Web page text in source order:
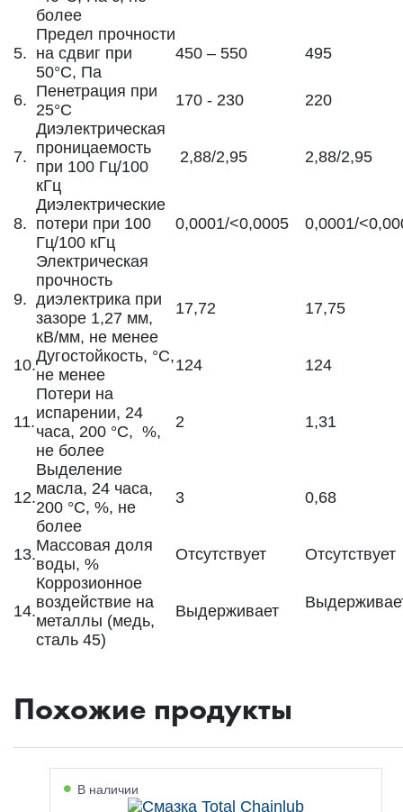
более
5.
Предел прочности
на сдвиг при
50°C, Па
450 – 550 495
6. Пенетрация при
25°C
170 - 230 220
7.
Диэлектрическая
проницаемость
при 100 Гц/100
кГц
2,88/2,95 2,88/2,95
8.
Диэлектрические
потери при 100
Гц/100 кГц
0,0001/<0,0005 0,0001/
9.
Электрическая
прочность
диэлектрика при
зазоре 1,27 мм,
кВ/мм, не менее
17,72 17,75
10.Дугостойкость, °C,
не менее
124 124
11.
Потери на
испарении, 24
часа, 200 °C, %,
не более
2 1,31
12.
Выделение
масла, 24 часа,
200 °C, %, не
более
3 0,68
13.Массовая доля
воды, %
Отсутствует Отсутствует
14.
Коррозионное
воздействие на
металлы (медь,
сталь 45)
Выдерживает
Похожие продукты
В наличии